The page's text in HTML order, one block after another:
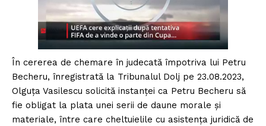
În cererea de chemare în judecată împotriva lui Petru
Becheru, înregistrată la Tribunalul Dolj pe 23.08.2023,
Olguța Vasilescu solicită instanței ca Petru Becheru să
fie obligat la plata unei serii de daune morale și
materiale, între care cheltuielile cu asistența juridică de